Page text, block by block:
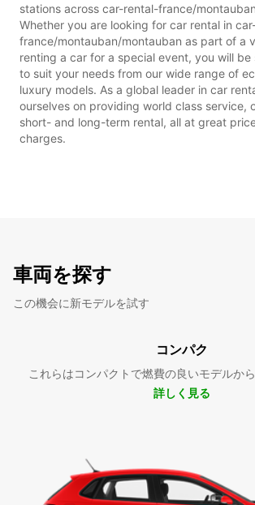
stations across car-rental-france/
Whether you are looking for car rental in
france/montauban/montauban as part of a
renting a car for a special event, you will
to suit your needs from our wide range of
luxury models. As a global leader in car
ourselves on providing world class service,
short- and long-term rental, all at great
charges.
車両を探す
この機会に新モデルを試す
コンパク
これらはコンパクトで燃費の良いモデルか
詳しく見る